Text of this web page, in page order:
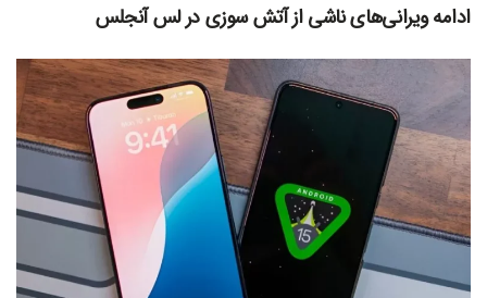
ادامه ویرانی‌های ناشی از آتش سوزی در لس آنجلس